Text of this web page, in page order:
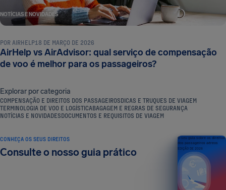
NOTÍCIAS E NOVIDADES
POR AIRHELP18 DE MARÇO DE 2026
AirHelp vs AirAdvisor: qual serviço de compensação
de voo é melhor para os passageiros?
Explorar por categoria
COMPENSAÇÃO E DIREITOS DOS PASSAGEIROSDICAS E TRUQUES DE VIAGEM
TERMINOLOGIA DE VOO E LOGÍSTICABAGAGEM E REGRAS DE SEGURANÇA
NOTÍCIAS E NOVIDADESDOCUMENTOS E REQUISITOS DE VIAGEM
CONHEÇA OS SEUS DIREITOS
Consulte o nosso guia prático
O seu guia sobre os direitos
dos passageiros aéreos
EDIÇÃO DE 2026